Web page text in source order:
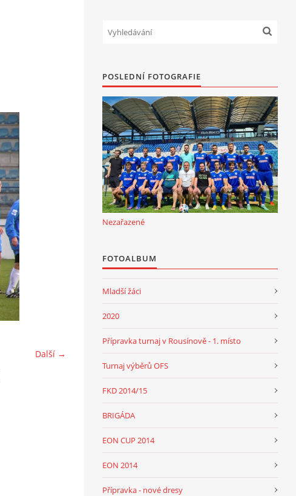
Další →
POSLEDNÍ FOTOGRAFIE
Nezařazené
FOTOALBUM
Mladší žáci
2020
Přípravka turnaj v Rousínově - 1. místo
Turnaj výběrů OFS
FKD 2014/15
BRIGÁDA
EON CUP 2014
EON 2014
Přípravka - nové dresy